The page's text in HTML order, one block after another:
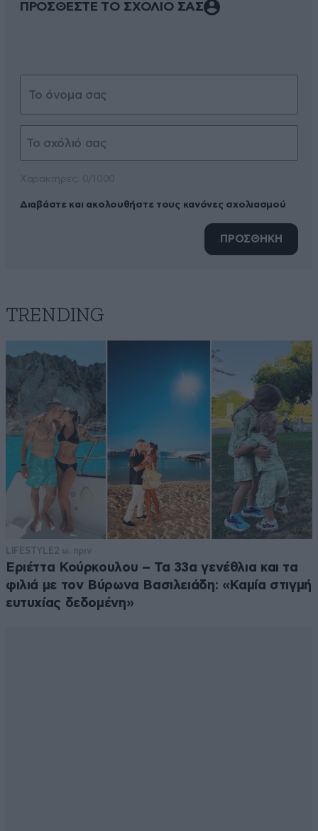
ΠΡΟΣΘΕΣΤΕ ΤΟ ΣΧΟΛΙΟ ΣΑΣ
Διαβάστε και ακολουθήστε τους κανόνες σχολιασμού
ΠΡΟΣΘΗΚΗ
TRENDING
LIFESTYLE 2 ω. πριν
Εριέττα Κούρκουλου – Τα 33α γενέθλια και τα
φιλιά με τον Βύρωνα Βασιλειάδη: «Καμία στιγμή
ευτυχίας δεδομένη»